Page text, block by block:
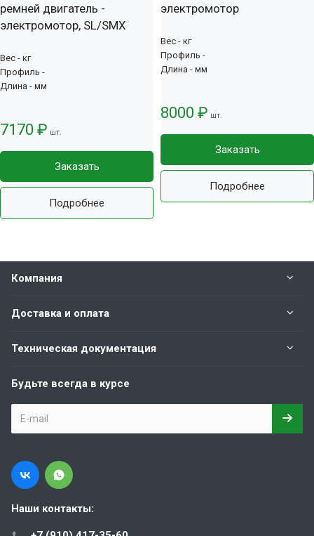
ремней двигатель -
электромотор, SL/SMX
Вес - кг
Профиль -
Длина - мм
7170 ₽ шт.
Заказать
Подробнее
электромотор
Вес - кг
Профиль -
Длина - мм
8000 ₽ шт.
Заказать
Подробнее
Компания
Доставка и оплата
Техническая документация
Будьте всегда в курсе
Наши контакты: